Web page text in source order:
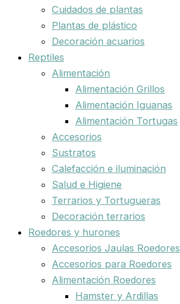
Cuidados de plantas
Plantas de plástico
Decoración acuarios
Reptiles
Alimentación
Alimentación Grillos
Alimentación Iguanas
Alimentación Tortugas
Accesorios
Sustratos
Calefacción e iluminación
Salud e Higiene
Terrarios y Tortugueras
Decoración terrarios
Roedores y hurones
Accesorios Jaulas Roedores
Accesorios para Roedores
Alimentación Roedores
Hamster y Ardillas